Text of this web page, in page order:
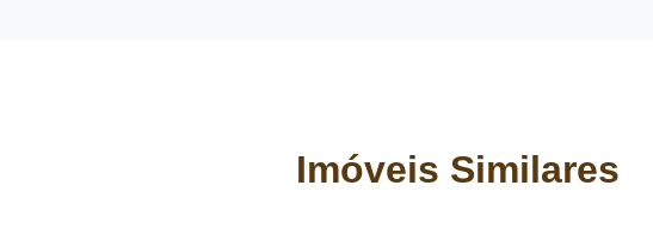
Imóveis Similares